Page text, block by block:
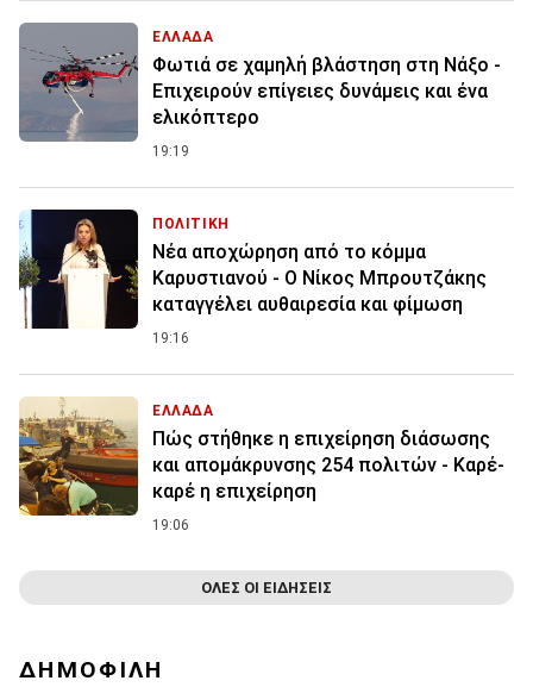
ΕΛΛΑΔΑ
Φωτιά σε χαμηλή βλάστηση στη Νάξο -
Επιχειρούν επίγειες δυνάμεις και ένα
ελικόπτερο
19:19
ΠΟΛΙΤΙΚΗ
Νέα αποχώρηση από το κόμμα
Καρυστιανού - Ο Νίκος Μπρουτζάκης
καταγγέλει αυθαιρεσία και φίμωση
19:16
ΕΛΛΑΔΑ
Πώς στήθηκε η επιχείρηση διάσωσης
και απομάκρυνσης 254 πολιτών - Καρέ-
καρέ η επιχείρηση
19:06
ΟΛΕΣ ΟΙ ΕΙΔΗΣΕΙΣ
ΔΗΜΟΦΙΛΗ